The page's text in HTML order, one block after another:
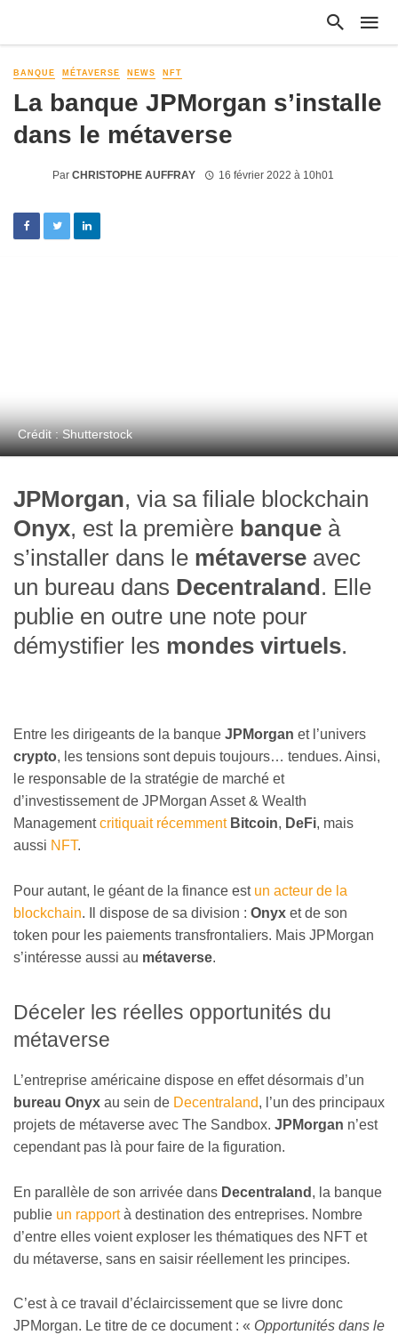
BANQUE MÉTAVERSE NEWS NFT
La banque JPMorgan s’installe
dans le métaverse
Par CHRISTOPHE AUFFRAY 16 février 2022 à 10h01
Crédit : Shutterstock
JPMorgan, via sa filiale blockchain
Onyx, est la première banque à
s’installer dans le métaverse avec
un bureau dans Decentraland . Elle
publie en outre une note pour
démystifier les mondes virtuels.
Entre les dirigeants de la banque JPMorgan et l’univers
crypto, les tensions sont depuis toujours… tendues. Ainsi,
le responsable de la stratégie de marché et
d’investissement de JPMorgan Asset & Wealth
Managementcritiquait récemment Bitcoin, DeFi, mais
aussi NFT.
Pour autant, le géant de la finance est un acteur de la
blockchain. Il dispose de sa division : Onyx et de son
token pour les paiements transfrontaliers. Mais JPMorgan
s’intéresse aussi au métaverse.
Déceler les réelles opportunités du
métaverse
L’entreprise américaine dispose en effet désormais d’un
bureau Onyx au sein de Decentraland, l’un des principaux
projets de métaverse avec The Sandbox. JPMorgan n’est
cependant pas là pour faire de la figuration.
En parallèle de son arrivée dans Decentraland , la banque
publie un rapportà destination des entreprises. Nombre
d’entre elles voient exploser les thématiques des NFT et
du métaverse, sans en saisir réellement les principes.
C’est à ce travail d’éclaircissement que se livre donc
JPMorgan. Le titre de ce document : « Opportunités dans le